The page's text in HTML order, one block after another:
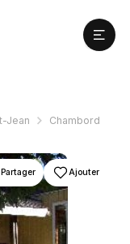
Jean Chambord
Partager Ajouter